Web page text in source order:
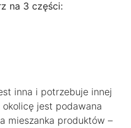
na 3 części:
inna i potrzebuje innej
jest podawana
mieszanka produktów –